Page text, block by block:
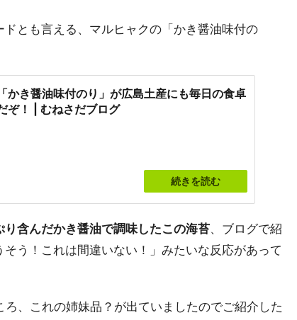
とも言える、マルヒャクの「かき醤油味付の
かき醤油味付のり」が広島土産にも毎日の食卓
ぞ！ | むねさだブログ
続きを読む
り含んだかき醤油で調味したこの海苔、ブログで紹
う！これは間違いない！」みたいな反応があって
、これの姉妹品？が出ていましたのでご紹介した